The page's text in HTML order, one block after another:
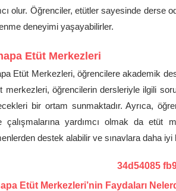
olur. Öğrenciler, etütler sayesinde derse
deneyimi yaşayabilirler.
Etüt Merkezleri
Etüt Merkezleri, öğrencilere akademik
merkezleri, öğrencilerin dersleriyle ilgili
bir ortam sunmaktadır. Ayrıca,
çalışmalarına yardımcı olmak da etüt
destek alabilir ve sınavlara daha iyi
Etüt Merkezleri’nin Faydaları